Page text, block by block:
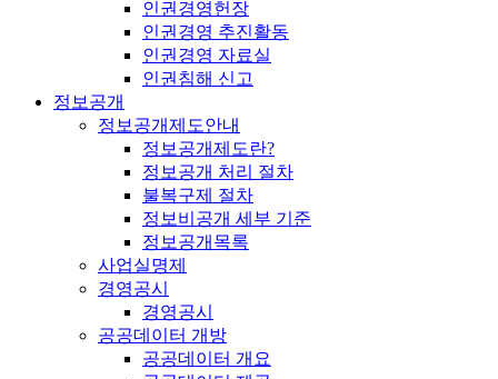
인권경영헌장
인권경영 추진활동
인권경영 자료실
인권침해 신고
정보공개
정보공개제도안내
정보공개제도란?
정보공개 처리 절차
불복구제 절차
정보비공개 세부 기준
정보공개목록
사업실명제
경영공시
경영공시
공공데이터 개방
공공데이터 개요